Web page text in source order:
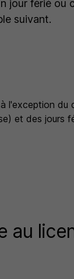
jour férié ou
suivant.
l'exception du
et des jours
au